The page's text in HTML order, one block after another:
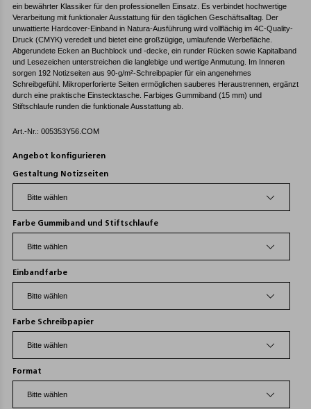
ein bewährter Klassiker für den professionellen Einsatz. Es verbindet hochwertige
Verarbeitung mit funktionaler Ausstattung für den täglichen Geschäftsalltag. Der
unwattierte Hardcover-Einband in Natura-Ausführung wird vollflächig im 4C-Quality-
Druck (CMYK) veredelt und bietet eine großzügige, umlaufende Werbefläche.
Abgerundete Ecken an Buchblock und -decke, ein runder Rücken sowie Kapitalband
und Lesezeichen unterstreichen die langlebige und wertige Anmutung. Im Inneren
sorgen 192 Notizseiten aus 90-g/m²-Schreibpapier für ein angenehmes
Schreibgefühl. Mikroperforierte Seiten ermöglichen sauberes Heraustrennen, ergänzt
durch eine praktische Einstecktasche. Farbiges Gummiband (15 mm) und
Stiftschlaufe runden die funktionale Ausstattung ab.
Art.-Nr.: 005353Y56.COM
Angebot konfigurieren
Gestaltung Notizseiten
Farbe Gummiband und Stiftschlaufe
Einbandfarbe
Farbe Schreibpapier
Format